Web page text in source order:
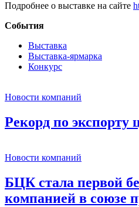
Подробнее о выставке на сайте
События
Выставка
Выставка-ярмарка
Конкурс
Новости компаний
Рекорд по экспорту
Новости компаний
БЦК стала первой
компанией в союзе